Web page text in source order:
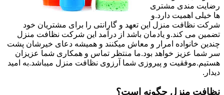
رضایت مندی مشتری
ها خیلی اهمیت دارد.و
شرکت نظافت منزل این تعهد و گارانتی را برای مشتریان خود
تضمین می کند.و یادمان باشد از درآمد این شرکت نظافت منزل
چندین خانواده امرار و معاش میکنند و همیشه دعای خیرشان پشت
سر شما عزیز خواهد بود.ما منتظر تماس و همکاری شما عزیزان
هستیم.موفقیت و پیروزی شما آرزوی نظافت منزل میباشد.به امید
دیدار.
نظافت منزل چگونه است؟